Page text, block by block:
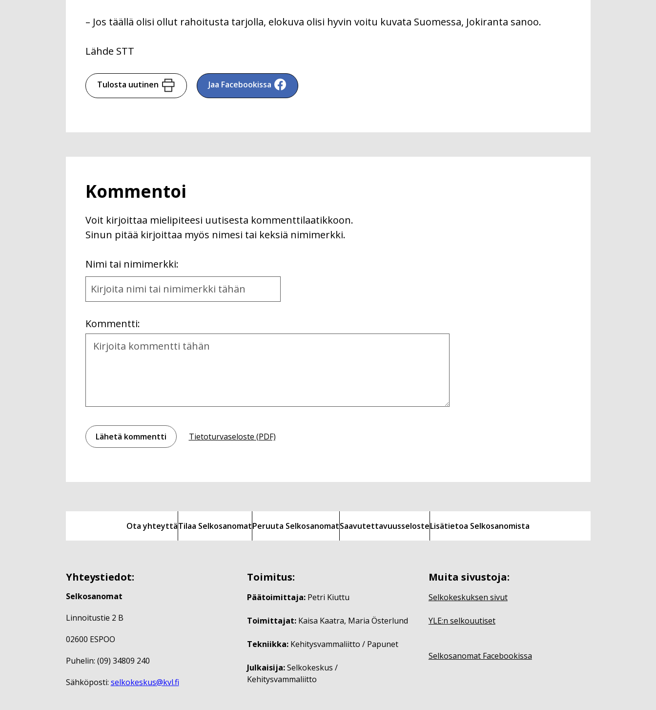
– Jos täällä olisi ollut rahoitusta tarjolla, elokuva olisi hyvin voitu kuvata Suomessa, Jokiranta sanoo.
Lähde STT
Tulosta uutinen Jaa Facebookissa
Kommentoi
Voit kirjoittaa mielipiteesi uutisesta kommenttilaatikkoon.
Sinun pitää kirjoittaa myös nimesi tai keksiä nimimerkki.
Nimi tai nimimerkki:First
Name
and
Kommentti:
Kommentti
Tietoturvaseloste (PDF)
Ota yhteyttäTilaa SelkosanomatPeruuta SelkosanomatSaavutettavuusselosteLisätietoa Selkosanomista
Yhteystiedot:
Selkosanomat
Linnoitustie 2 B
02600 ESPOO
Puhelin: (09) 34809 240
Sähköposti: selkokeskus@kvl.fi
Toimitus:
Päätoimittaja: Petri Kiuttu
Toimittajat: Kaisa Kaatra, Maria Österlund
Tekniikka: Kehitysvammaliitto / Papunet
Julkaisija:Selkokeskus /
Kehitysvammaliitto
Muita sivustoja:
Selkokeskuksen sivut
YLE:n selkouutiset
Selkosanomat Facebookissa